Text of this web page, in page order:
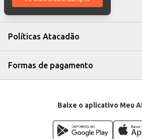
Institucional
Políticas Atacadão
Formas de pagamento
Baixe o aplicativo Meu